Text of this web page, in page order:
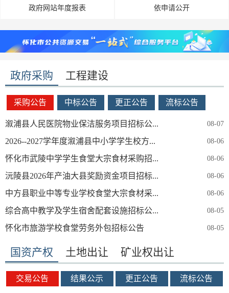
政府网站年度报表 依申请公开
政府采购 工程建设
采购公告 中标公告 更正公告 流标公告
溆浦县人民医院物业保洁服务项目招标公... 08-07
2026--2027学年度溆浦县中小学学生校方... 08-06
怀化市武陵中学学生食堂大宗食材采购招... 08-06
沅陵县2026年产油大县奖励资金项目招标... 08-06
中方县职业中等专业学校食堂大宗食材采... 08-06
综合高中教学及学生宿舍配套设施招标公... 08-05
怀化市旅游学校食堂劳务外包招标公告 08-05
国资产权 土地出让 矿业权出让
交易公告 结果公示 更正公告 流标公告